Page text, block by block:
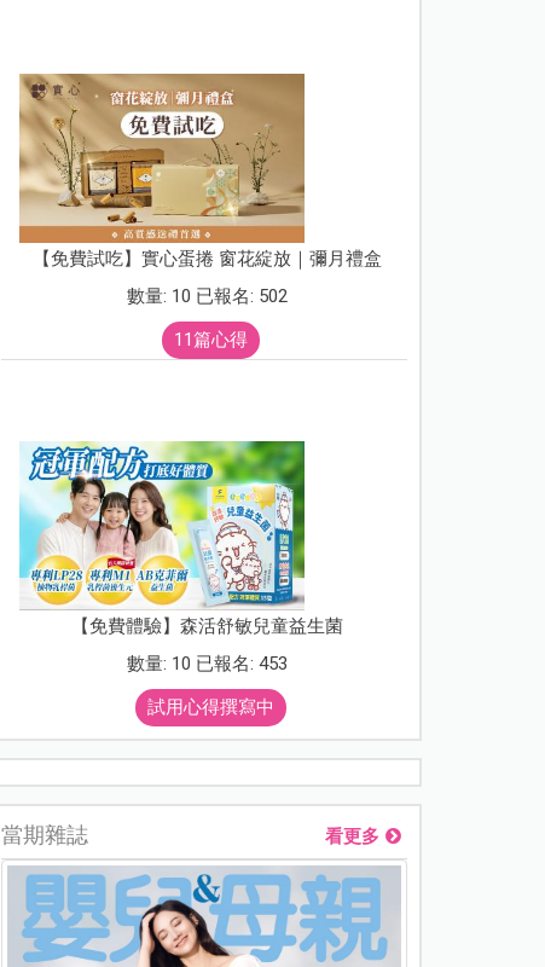
【免費試吃】實心蛋捲 窗花綻放｜彌月禮盒
數量: 10 已報名: 502
11篇心得
【免費體驗】森活舒敏兒童益生菌
數量: 10 已報名: 453
試用心得撰寫中
當期雜誌 看更多